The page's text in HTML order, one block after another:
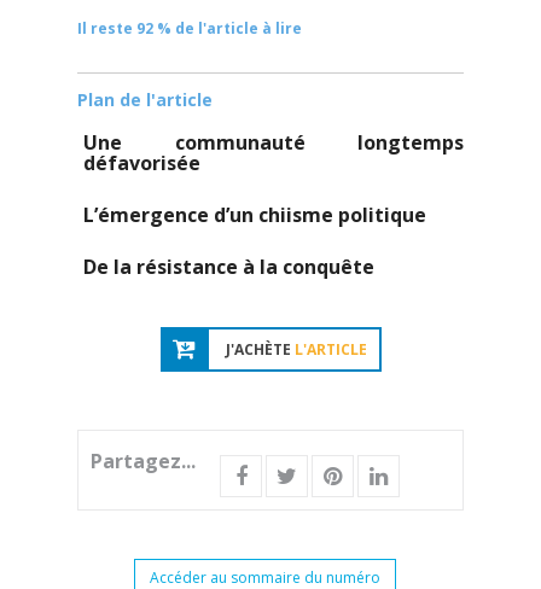
Il reste 92 % de l'article à lire
Plan de l'article
Une communauté longtemps
défavorisée
L’émergence d’un chiisme politique
De la résistance à la conquête
J'ACHÈTE L'ARTICLE
Partagez...
Accéder au sommaire du numéro